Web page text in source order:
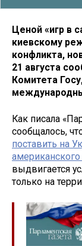
Ценой «игр в
киевскому
конфликта,
21 августа
Комитета
Как писала
сообщалось,
поставить на
выдвигается
только на